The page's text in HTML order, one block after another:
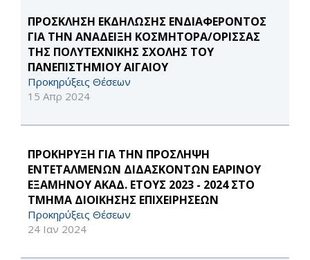
ΠΡΟΣΚΛΗΣΗ ΕΚΔΗΛΩΣΗΣ ΕΝΔΙΑΦΕΡΟΝΤΟΣ
ΓΙΑ ΤΗΝ ΑΝΑΔΕΙΞΗ ΚΟΣΜΗΤΟΡΑ/ΟΡΙΣΣΑΣ
ΤΗΣ ΠΟΛΥΤΕΧΝΙΚΗΣ ΣΧΟΛΗΣ ΤΟΥ
ΠΑΝΕΠΙΣΤΗΜΙΟΥ ΑΙΓΑΙΟΥ
Προκηρύξεις Θέσεων
15 Απρ 2024
ΠΡΟΚΗΡΥΞΗ ΓΙΑ ΤΗΝ ΠΡΟΣΛΗΨΗ
ΕΝΤΕΤΑΛΜΕΝΩΝ ΔΙΔΑΣΚΟΝΤΩΝ ΕΑΡΙΝΟΥ
ΕΞΑΜΗΝΟΥ ΑΚΑΔ. ΕΤΟΥΣ 2023 - 2024 ΣΤΟ
ΤΜΗΜΑ ΔΙΟΙΚΗΣΗΣ ΕΠΙΧΕΙΡΗΣΕΩΝ
Προκηρύξεις Θέσεων
24 Ιαν 2024